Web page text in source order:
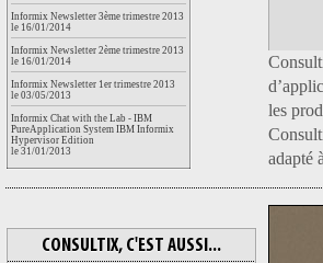
Informix Newsletter 3ème trimestre 2013
le 16/01/2014
Informix Newsletter 2ème trimestre 2013
le 16/01/2014
Informix Newsletter 1er trimestre 2013
le 03/05/2013
Informix Chat with the Lab - IBM
PureApplication System IBM Informix
Hypervisor Edition
le 31/01/2013
les
adapté
CONSULTIX, C'EST AUSSI...